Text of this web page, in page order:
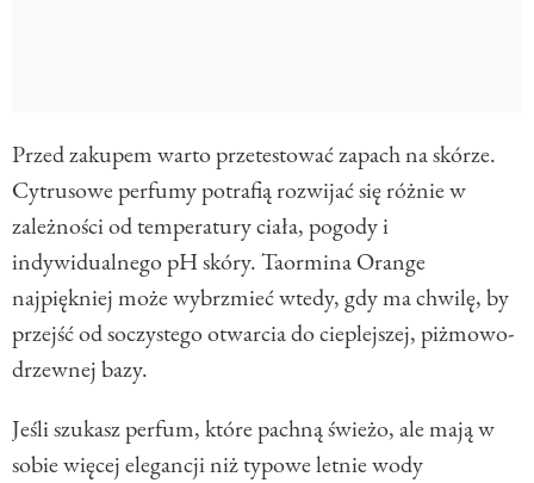
Przed zakupem warto przetestować zapach na skórze.
Cytrusowe perfumy potrafią rozwijać się różnie w
zależności od temperatury ciała, pogody i
indywidualnego pH skóry. Taormina Orange
najpiękniej może wybrzmieć wtedy, gdy ma chwilę, by
przejść od soczystego otwarcia do cieplejszej, piżmowo-
drzewnej bazy.
Jeśli szukasz perfum, które pachną świeżo, ale mają w
sobie więcej elegancji niż typowe letnie wody